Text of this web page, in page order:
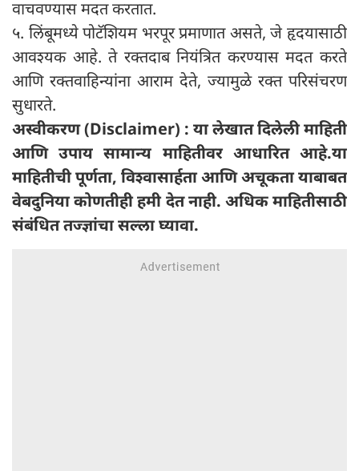
वाचवण्यास मदत करतात.
५. लिंबूमध्ये पोटॅशियम भरपूर प्रमाणात असते, जे हृदयासाठी
आवश्यक आहे. ते रक्तदाब नियंत्रित करण्यास मदत करते
आणि रक्तवाहिन्यांना आराम देते, ज्यामुळे रक्त परिसंचरण
सुधारते.
अस्वीकरण (Disclaimer) : या लेखात दिलेली माहिती
आणि उपाय सामान्य माहितीवर आधारित आहे.या
माहितीची पूर्णता, विश्वासार्हता आणि अचूकता याबाबत
वेबदुनिया कोणतीही हमी देत ​​नाही. अधिक माहितीसाठी
संबंधित तज्ज्ञांचा सल्ला घ्यावा.